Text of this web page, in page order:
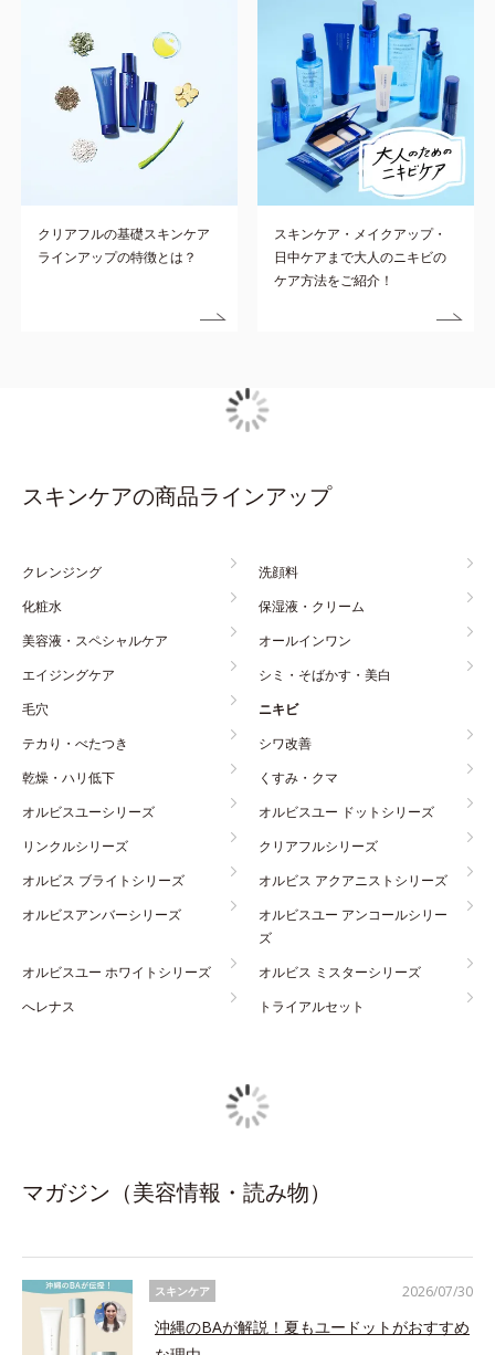
クリアフルの基礎スキンケア
ラインアップの特徴とは？
スキンケア・メイクアップ・
日中ケアまで大人のニキビの
ケア方法をご紹介！
スキンケアの商品ラインアップ
クレンジング
洗顔料
化粧水
保湿液・クリーム
美容液・スペシャルケア
オールインワン
エイジングケア
シミ・そばかす・美白
毛穴
ニキビ
テカり・べたつき
シワ改善
乾燥・ハリ低下
くすみ・クマ
オルビスユーシリーズ
オルビスユー ドットシリーズ
リンクルシリーズ
クリアフルシリーズ
オルビス ブライトシリーズ
オルビス アクアニストシリーズ
オルビスアンバーシリーズ
オルビスユー アンコールシリー
ズ
オルビスユー ホワイトシリーズ
オルビス ミスターシリーズ
へレナス
トライアルセット
マガジン（美容情報・読み物）
スキンケア
沖縄のBAが解説！夏もユードットがおすすめ
2026/07/30